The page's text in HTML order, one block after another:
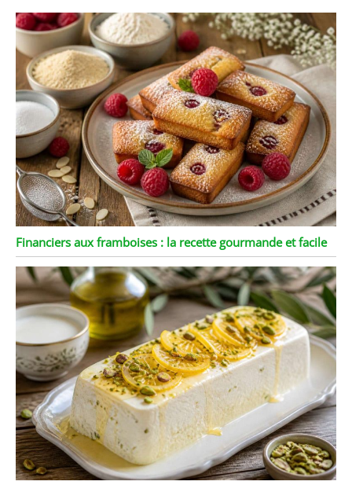
Financiers aux framboises : la recette gourmande et facile